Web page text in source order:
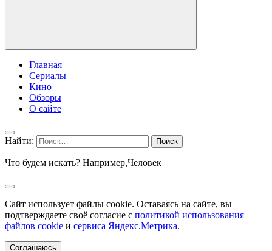
Главная
Сериалы
Кино
Обзоры
О сайте
Найти:
Что будем искать? Например,Человек
Сайт использует файлы cookie. Оставаясь на сайте, вы
подтверждаете своё согласие с политикой использования
файлов cookie и сервиса Яндекс.Метрика.
Соглашаюсь